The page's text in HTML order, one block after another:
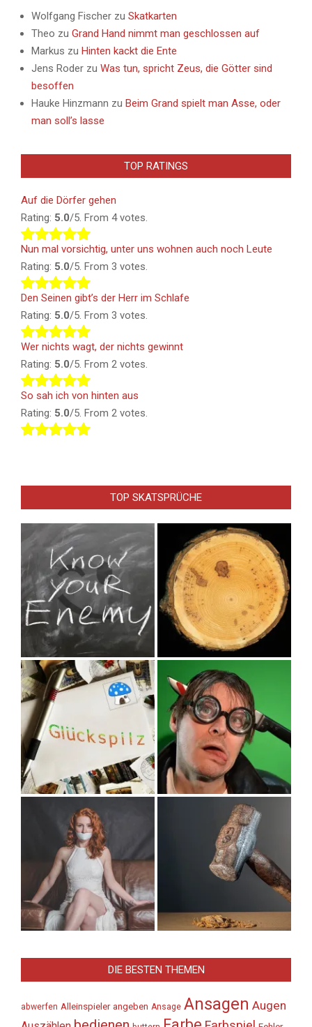
Wolfgang Fischer zu Skatkarten
Theo zu Grand Hand nimmt man geschlossen auf
Markus zu Hinten kackt die Ente
Jens Roder zu Was tun, spricht Zeus, die Götter sind
besoffen
Hauke Hinzmann zu Beim Grand spielt man Asse, oder
man soll’s lasse
TOP RATINGS
Auf die Dörfer gehen
Rating: 5.0/5. From 4 votes.
Nun mal vorsichtig, unter uns wohnen auch noch Leute
Rating: 5.0/5. From 3 votes.
Den Seinen gibt’s der Herr im Schlafe
Rating: 5.0/5. From 3 votes.
Wer nichts wagt, der nichts gewinnt
Rating: 5.0/5. From 2 votes.
So sah ich von hinten aus
Rating: 5.0/5. From 2 votes.
TOP SKATSPRÜCHE
DIE BESTEN THEMEN
abwerfen Alleinspieler angeben Ansage Ansagen Augen